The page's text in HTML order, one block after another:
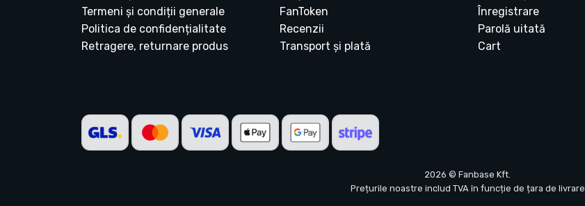
Termeni și condiții generale
Politica de confidențialitate
Retragere, returnare produs
FanToken
Recenzii
Transport și plată
Înregistrare
Parolă uitată
Cart
2026 © Fanbase Kft.
Prețurile noastre includ TVA în funcție de țara de livrare